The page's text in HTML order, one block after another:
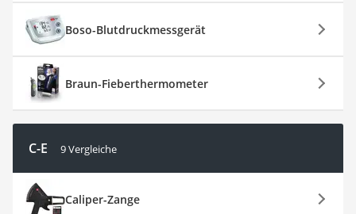
Boso-Blutdruckmessgerät
Braun-Fieberthermometer
C-E 9 Vergleiche
Caliper-Zange